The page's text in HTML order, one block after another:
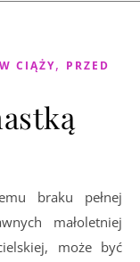
CIĄŻY, PRZED
braku pełnej
małoletniej
może być